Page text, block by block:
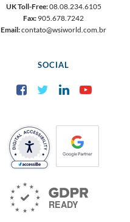
UK Toll-Free:08.08.234.6105
Fax: 905.678.7242
Email:contato@wsiworld.com.br
SOCIAL
FacebookTwitter LinkedIn